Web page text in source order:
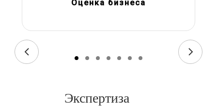
Оценка бизнеса
Экспертиза